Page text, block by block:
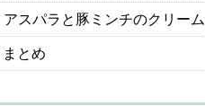
アスパラと豚ミンチのクリーム
まとめ